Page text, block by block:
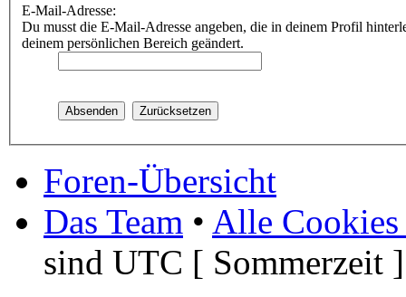
E-Mail-Adresse:
Du musst die E-Mail-Adresse angeben, die in deinem Profil
deinem persönlichen Bereich geändert.
Foren-Übersicht
Das Team • Alle Cookies
sind UTC [ Sommerzeit ]